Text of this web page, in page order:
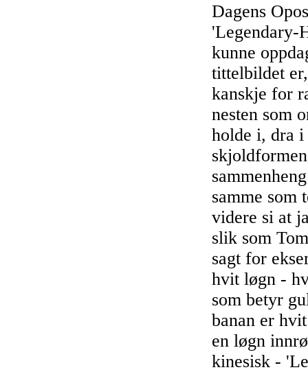
Dagens
'Legendary-
kunne
tittelbildet
kanskje for
nesten som
holde i, dra i
samme som
videre si at
slik som
sagt for
hvit løgn -
som betyr
banan er
en løgn
kinesisk -